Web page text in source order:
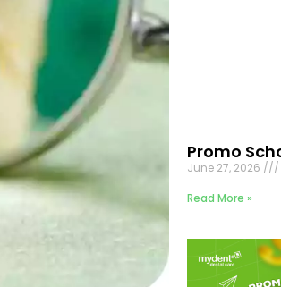
Promo
June 27, 2026
Read More »